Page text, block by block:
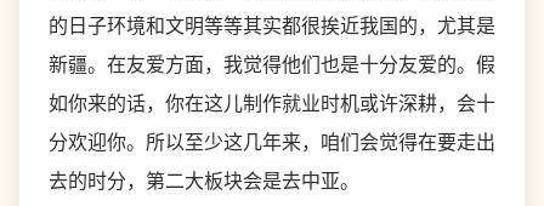
的日子环境和文明等等其实都很挨近我国的，尤其是
新疆。在友爱方面，我觉得他们也是十分友爱的。假
如你来的话，你在这儿制作就业时机或许深耕，会十
分欢迎你。所以至少这几年来，咱们会觉得在要走出
去的时分，第二大板块会是去中亚。